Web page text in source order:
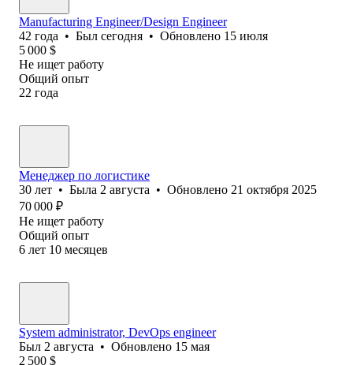
Manufacturing Engineer/Design Engineer
42 года • Был сегодня • Обновлено 15 июля
5 000 $
Не ищет работу
Общий опыт
22 года
Менеджер по логистике
30 лет • Была 2 августа • Обновлено 21 октября 2025
70 000 ₽
Не ищет работу
Общий опыт
6 лет 10 месяцев
System administrator, DevOps engineer
Был 2 августа • Обновлено 15 мая
2 500 $